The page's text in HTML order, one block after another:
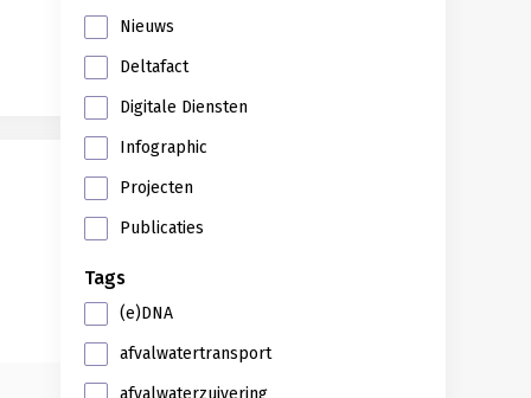
Nieuws
Deltafact
Digitale Diensten
Infographic
Projecten
Publicaties
Tags
(e)DNA
afvalwatertransport
afvalwaterzuivering